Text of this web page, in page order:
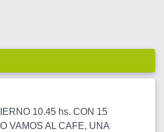
10.45 hs. CON 15
VAMOS AL CAFE, UNA